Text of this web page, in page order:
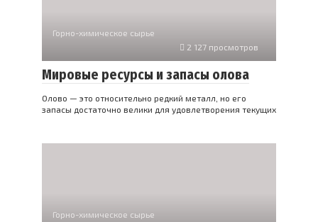
Горно-химическое сырье
2 127 просмотров
Мировые ресурсы и запасы олова
Олово — это относительно редкий металл, но его
запасы достаточно велики для удовлетворения текущих
Горно-химическое сырье